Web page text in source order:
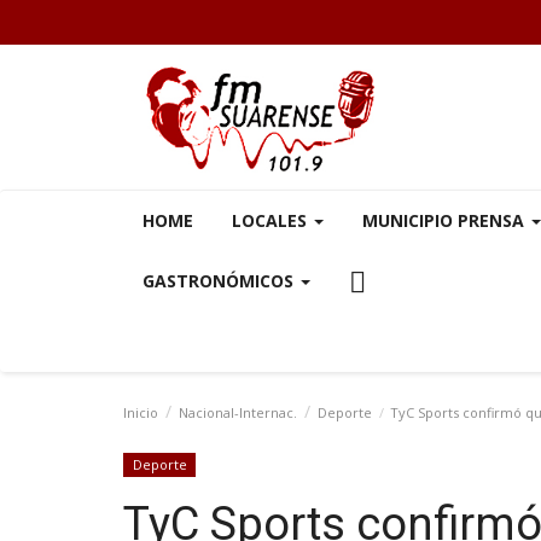
HOME LOCALES MUNICIPIO PRENSA
GASTRONÓMICOS
Inicio Nacional-Internac. Deporte TyC Sports confirmó
Deporte
TyC Sports